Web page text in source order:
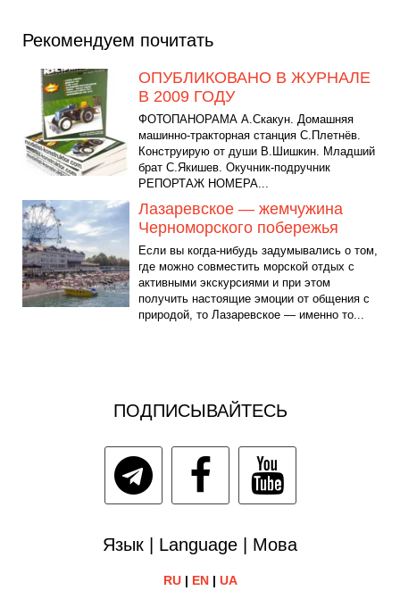
Рекомендуем почитать
ОПУБЛИКОВАНО В ЖУРНАЛЕ
В 2009 ГОДУ
ФОТОПАНОРАМА A.Скакун. Домашняя
машинно-тракторная станция С.Плетнёв.
Конструирую от души B.Шишкин. Младший
брат C.Якишев. Окучник-подручник
РЕПОРТАЖ НОМЕРА...
Лазаревское — жемчужина
Черноморского побережья
Если вы когда-нибудь задумывались о том,
где можно совместить морской отдых с
активными экскурсиями и при этом
получить настоящие эмоции от общения с
природой, то Лазаревское — именно то...
ПОДПИСЫВАЙТЕСЬ
Язык | Language | Мова
RU| EN| UA